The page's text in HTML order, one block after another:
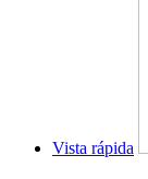
Vista rápida